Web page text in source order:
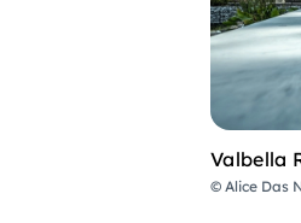
Valbella
© Alice Das